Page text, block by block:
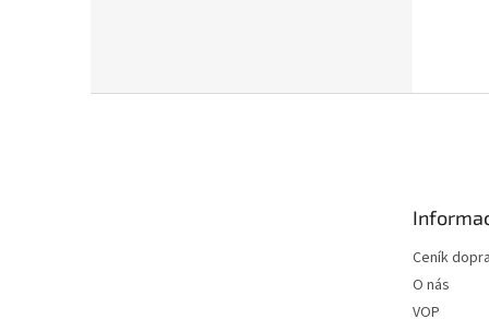
Ceník
O nás
VOP